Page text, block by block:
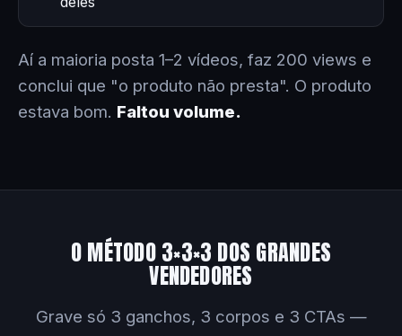
Aí a maioria posta 1–2 vídeos, faz 200 views e
conclui que "o produto não presta". O produto
estava bom. Faltou volume.
O MÉTODO 3×3×3 DOS GRANDES
VENDEDORES
Grave só 3 ganchos, 3 corpos e 3 CTAs —